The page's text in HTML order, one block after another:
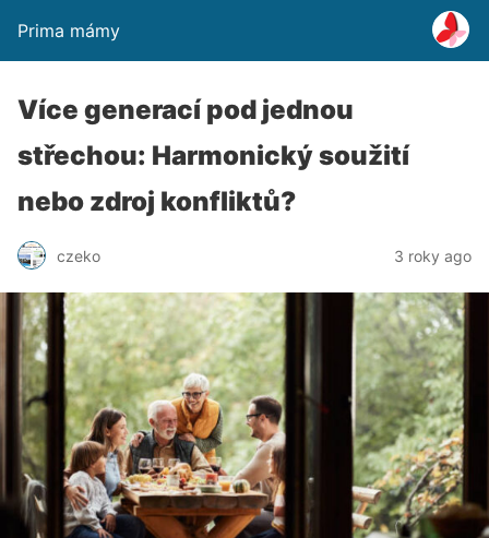
Prima mámy
Více generací pod jednou
střechou: Harmonický soužití
nebo zdroj konfliktů?
czeko 3 roky ago